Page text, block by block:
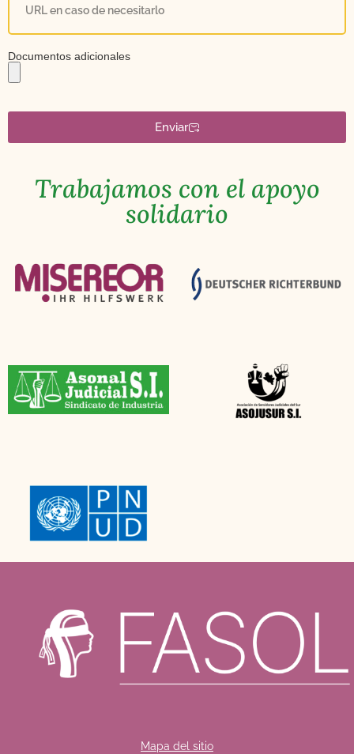
Documentos adicionales
Enviar
Trabajamos con el apoyo
solidario
Mapa del sitio